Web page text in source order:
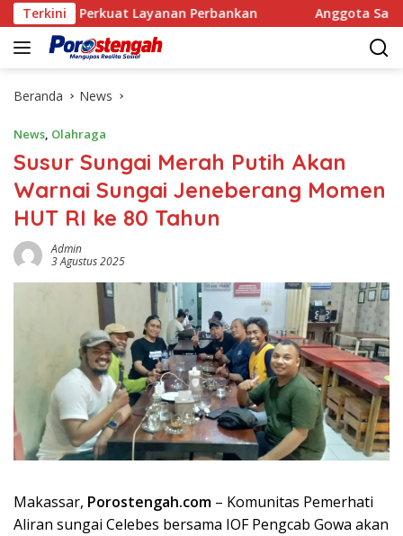
Langsung
ke
konten
TerkiniLayanan Perbankan Anggota Satpol PP
Beranda News
News, Olahraga
Susur Sungai Merah Putih Akan
Warnai Sungai Jeneberang Momen
HUT RI ke 80 Tahun
Admin
3 Agustus 2025
Makassar, Porostengah.com – Komunitas Pemerhati
Aliran sungai Celebes bersama IOF Pengcab Gowa akan